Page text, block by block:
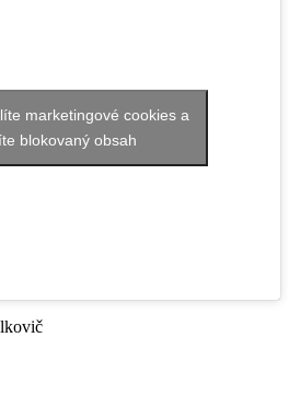
marketingové cookies a
blokovaný obsah